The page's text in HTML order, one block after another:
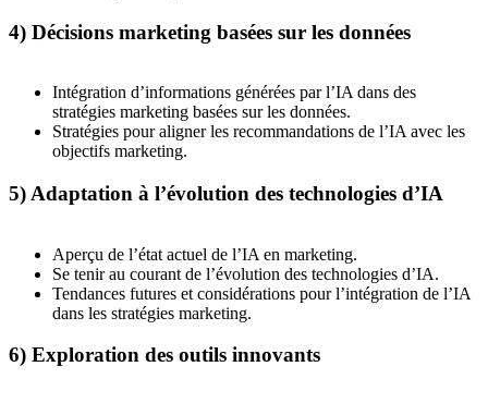
4) Décisions marketing basées sur les données
Intégration d’informations générées par l’IA dans des
stratégies marketing basées sur les données.
Stratégies pour aligner les recommandations de l’IA avec les
objectifs marketing.
5) Adaptation à l’évolution des technologies d’IA
Aperçu de l’état actuel de l’IA en marketing.
Se tenir au courant de l’évolution des technologies d’IA.
Tendances futures et considérations pour l’intégration de l’IA
dans les stratégies marketing.
6) Exploration des outils innovants